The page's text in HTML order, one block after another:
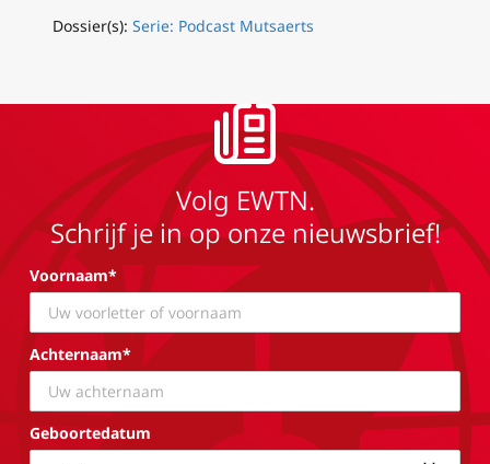
Dossier(s): Serie: Podcast Mutsaerts
Volg EWTN.
Schrijf je in op onze nieuwsbrief!
Voornaam*
Achternaam*
Geboortedatum